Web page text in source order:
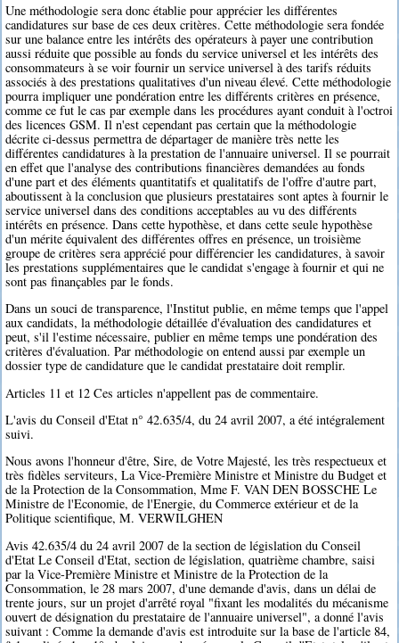
Une méthodologie sera donc établie pour apprécier les différentes
candidatures sur base de ces deux critères. Cette méthodologie sera fondée
sur une balance entre les intérêts des opérateurs à payer une contribution
aussi réduite que possible au fonds du service universel et les intérêts des
consommateurs à se voir fournir un service universel à des tarifs réduits
associés à des prestations qualitatives d'un niveau élevé. Cette méthodologie
pourra impliquer une pondération entre les différents critères en présence,
comme ce fut le cas par exemple dans les procédures ayant conduit à l'octroi
des licences GSM. Il n'est cependant pas certain que la méthodologie
décrite ci-dessus permettra de départager de manière très nette les
différentes candidatures à la prestation de l'annuaire universel. Il se pourrait
en effet que l'analyse des contributions financières demandées au fonds
d'une part et des éléments quantitatifs et qualitatifs de l'offre d'autre part,
aboutissent à la conclusion que plusieurs prestataires sont aptes à fournir le
service universel dans des conditions acceptables au vu des différents
intérêts en présence. Dans cette hypothèse, et dans cette seule hypothèse
d'un mérite équivalent des différentes offres en présence, un troisième
groupe de critères sera apprécié pour différencier les candidatures, à savoir
les prestations supplémentaires que le candidat s'engage à fournir et qui ne
sont pas finançables par le fonds.
Dans un souci de transparence, l'Institut publie, en même temps que l'appel
aux candidats, la méthodologie détaillée d'évaluation des candidatures et
peut, s'il l'estime nécessaire, publier en même temps une pondération des
critères d'évaluation. Par méthodologie on entend aussi par exemple un
dossier type de candidature que le candidat prestataire doit remplir.
Articles 11 et 12 Ces articles n'appellent pas de commentaire.
L'avis du Conseil d'Etat n° 42.635/4, du 24 avril 2007, a été intégralement
suivi.
Nous avons l'honneur d'être, Sire, de Votre Majesté, les très respectueux et
très fidèles serviteurs, La Vice-Première Ministre et Ministre du Budget et
de la Protection de la Consommation, Mme F. VAN DEN BOSSCHE Le
Ministre de l'Economie, de l'Energie, du Commerce extérieur et de la
Politique scientifique, M. VERWILGHEN
Avis 42.635/4 du 24 avril 2007 de la section de législation du Conseil
d'Etat Le Conseil d'Etat, section de législation, quatrième chambre, saisi
par la Vice-Première Ministre et Ministre de la Protection de la
Consommation, le 28 mars 2007, d'une demande d'avis, dans un délai de
trente jours, sur un projet d'arrêté royal "fixant les modalités du mécanisme
ouvert de désignation du prestataire de l'annuaire universel", a donné l'avis
suivant : Comme la demande d'avis est introduite sur la base de l'article 84,